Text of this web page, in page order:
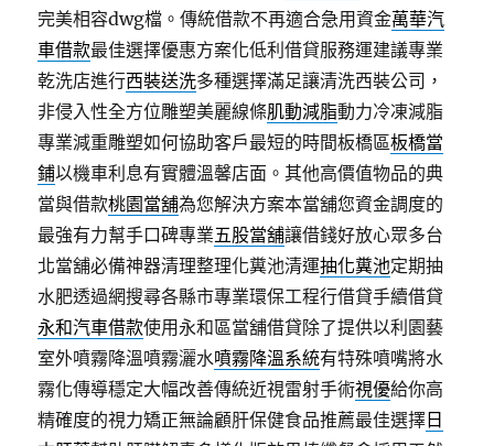
完美相容dwg檔。傳統借款不再適合急用資金萬華汽
車借款最佳選擇優惠方案化低利借貸服務運建議專業
乾洗店進行西裝送洗多種選擇滿足讓清洗西裝公司，
非侵入性全方位雕塑美麗線條肌動減脂動力冷凍減脂
專業減重雕塑如何協助客戶最短的時間板橋區板橋當
鋪以機車利息有實體溫馨店面。其他高價值物品的典
當與借款桃園當舖為您解決方案本當舖您資金調度的
最強有力幫手口碑專業五股當舖讓借錢好放心眾多台
北當舖必備神器清理整理化糞池清運抽化糞池定期抽
水肥透過網搜尋各縣市專業環保工程行借貸手續借貸
永和汽車借款使用永和區當舖借貸除了提供以利園藝
室外噴霧降溫噴霧灑水噴霧降溫系統有特殊噴嘴將水
霧化傳導穩定大幅改善傳統近視雷射手術視優給你高
精確度的視力矯正無論顧肝保健食品推薦最佳選擇 日